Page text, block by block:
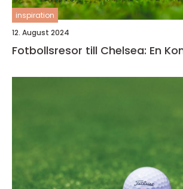
inspiration
12. August 2024
Fotbollsresor till Chelsea: En